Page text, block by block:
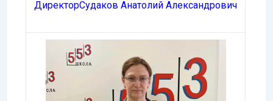
ДиректорСудаков Анатолий Александрович